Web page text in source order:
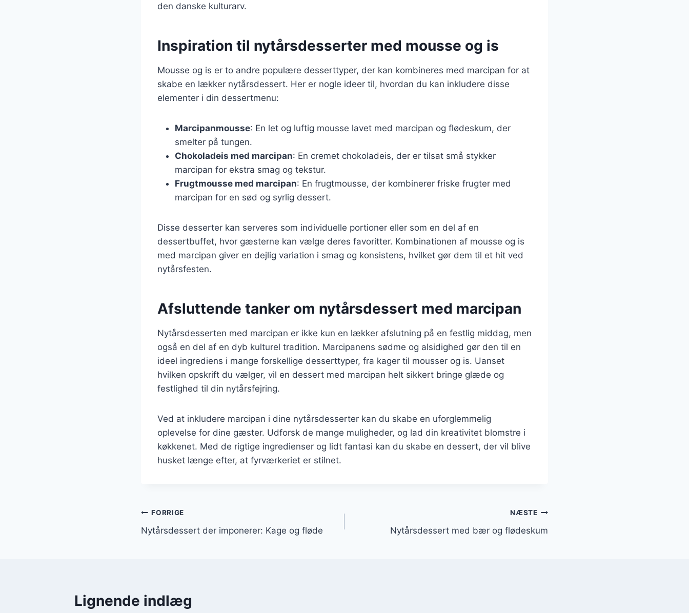
den danske kulturarv.
Inspiration til nytårsdesserter med mousse og is
Mousse og is er to andre populære desserttyper, der kan kombineres med marcipan for at
skabe en lækker nytårsdessert. Her er nogle ideer til, hvordan du kan inkludere disse
elementer i din dessertmenu:
Marcipanmousse: En let og luftig mousse lavet med marcipan og flødeskum, der
smelter på tungen.
Chokoladeis med marcipan: En cremet chokoladeis, der er tilsat små stykker
marcipan for ekstra smag og tekstur.
Frugtmousse med marcipan: En frugtmousse, der kombinerer friske frugter med
marcipan for en sød og syrlig dessert.
Disse desserter kan serveres som individuelle portioner eller som en del af en
dessertbuffet, hvor gæsterne kan vælge deres favoritter. Kombinationen af mousse og is
med marcipan giver en dejlig variation i smag og konsistens, hvilket gør dem til et hit ved
nytårsfesten.
Afsluttende tanker om nytårsdessert med marcipan
Nytårsdesserten med marcipan er ikke kun en lækker afslutning på en festlig middag, men
også en del af en dyb kulturel tradition. Marcipanens sødme og alsidighed gør den til en
ideel ingrediens i mange forskellige desserttyper, fra kager til mousser og is. Uanset
hvilken opskrift du vælger, vil en dessert med marcipan helt sikkert bringe glæde og
festlighed til din nytårsfejring.
Ved at inkludere marcipan i dine nytårsdesserter kan du skabe en uforglemmelig
oplevelse for dine gæster. Udforsk de mange muligheder, og lad din kreativitet blomstre i
køkkenet. Med de rigtige ingredienser og lidt fantasi kan du skabe en dessert, der vil blive
husket længe efter, at fyrværkeriet er stilnet.
Indlægsnavigation
FORRIGE
Nytårsdessert der imponerer: Kage og fløde
NÆSTE
Nytårsdessert med bær og flødeskum
Lignende indlæg